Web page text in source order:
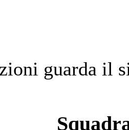
guarda il